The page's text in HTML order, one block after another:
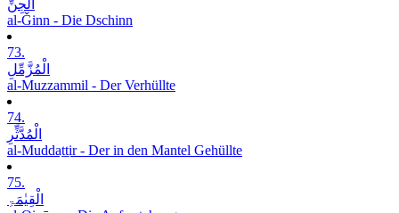
الْجِنِّ
al-Ǧinn - Die Dschinn
73.
الْمُزَّمِّلِ
al-Muzzammil - Der Verhüllte
74.
الْمُدَّثِّرِ
al-Muddaṯṯir - Der in den Mantel Gehüllte
75.
الْقِیٰمَۃِ